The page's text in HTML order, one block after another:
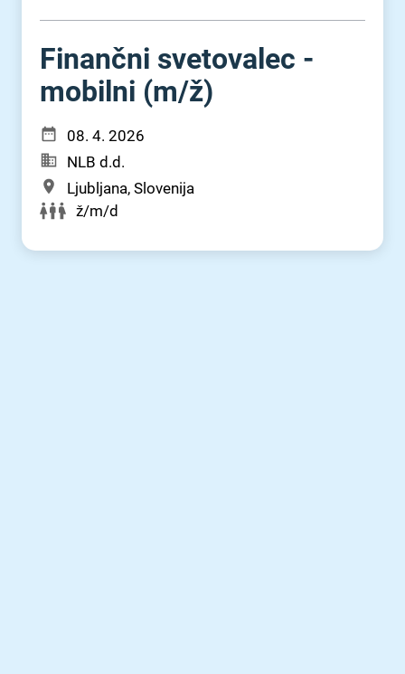
Finančni svetovalec -
mobilni (m⁠/⁠ž)
08. 4. 2026
NLB d.d.
Ljubljana, Slovenija
ž/m/d